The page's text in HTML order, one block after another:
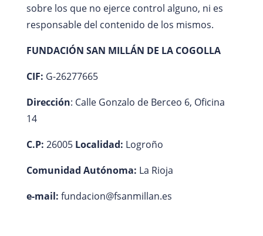
sobre los que no ejerce control alguno, ni es
responsable del contenido de los mismos.
FUNDACIÓN SAN MILLÁN DE LA COGOLLA
CIF: G-26277665
Dirección: Calle Gonzalo de Berceo 6, Oficina
14
C.P: 26005 Localidad: Logroño
Comunidad Autónoma: La Rioja
e-mail: fundacion@fsanmillan.es